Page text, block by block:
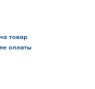
товар
оплаты